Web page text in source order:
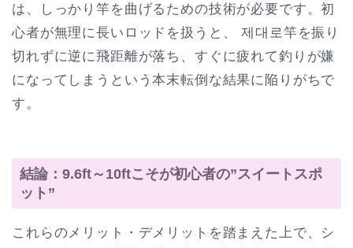
は、しっかり竿を曲げるための技術が必要です。初
心者が無理に長いロッドを扱うと、 제대로竿を振り
切れずに逆に飛距離が落ち、すぐに疲れて釣りが嫌
になってしまうという本末転倒な結果に陥りがちで
す。
結論：9.6ft～10ftこそが初心者の”スイートスポ
ット”
これらのメリット・デメリットを踏まえた上で、シ